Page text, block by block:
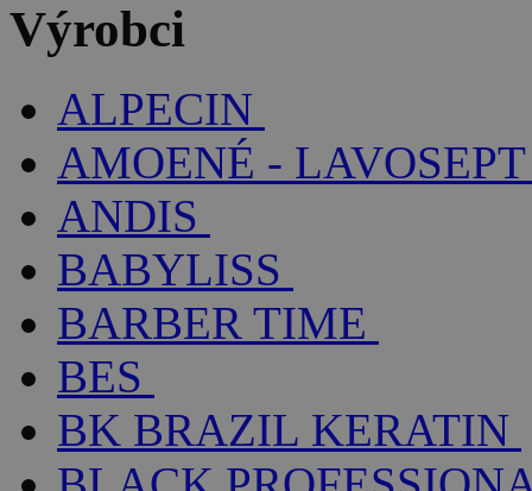
Výrobci
ALPECIN
AMOENÉ - LAVOSEPT
ANDIS
BABYLISS
BARBER TIME
BES
BK BRAZIL KERATIN